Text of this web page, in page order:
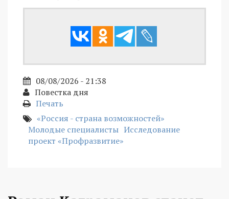
08/08/2026 - 21:38
Повестка дня
Печать
«Россия - страна возможностей»
Молодые специалисты Исследование
проект «Профразвитие»